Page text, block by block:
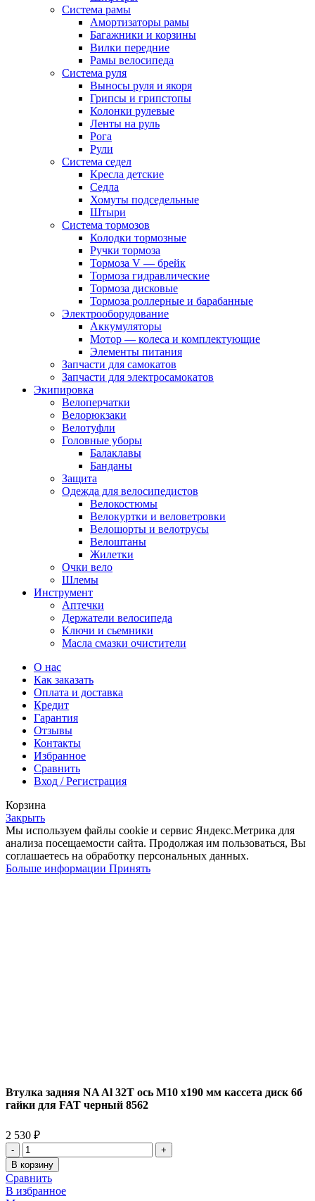
Система рамы
Амортизаторы рамы
Багажники и корзины
Вилки передние
Рамы велосипеда
Система руля
Выносы руля и якоря
Грипсы и грипстопы
Колонки рулевые
Ленты на руль
Рога
Рули
Система седел
Кресла детские
Седла
Хомуты подседельные
Штыри
Система тормозов
Колодки тормозные
Ручки тормоза
Тормоза V — брейк
Тормоза гидравлические
Тормоза дисковые
Тормоза роллерные и барабанные
Электрооборудование
Аккумуляторы
Мотор — колеса и комплектующие
Элементы питания
Запчасти для самокатов
Запчасти для электросамокатов
Экипировка
Велоперчатки
Велорюкзаки
Велотуфли
Головные уборы
Балаклавы
Банданы
Защита
Одежда для велосипедистов
Велокостюмы
Велокуртки и веловетровки
Велошорты и велотрусы
Велоштаны
Жилетки
Очки вело
Шлемы
Инструмент
Аптечки
Держатели велосипеда
Ключи и сьемники
Масла смазки очистители
О нас
Как заказать
Оплата и доставка
Кредит
Гарантия
Отзывы
Контакты
Избранное
Сравнить
Вход / Регистрация
Корзина
Закрыть
Мы используем файлы cookie и сервис Яндекс.Метрика для
анализа посещаемости сайта. Продолжая им пользоваться, Вы
соглашаетесь на обработку персональных данных.
Больше информации Больше
Принять
Втулка задняя NA Al 32T ось M10 х190 мм кассета диск 6б
гайки для FAT черный 8562
2 530 ₽
Количество
товара
Втулка
задняя
NA
В корзину
Сравнить
В избранное